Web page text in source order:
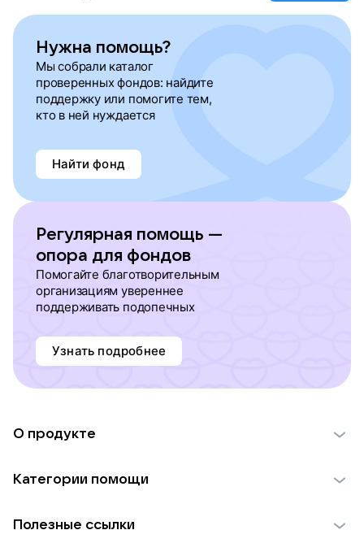
Нужна помощь?
Мы собрали каталог
проверенных фондов: найдите
поддержку или помогите тем,
кто в ней нуждается
Найти фонд
Регулярная помощь —
опора для фондов
Помогайте благотворительным
организациям увереннее
поддерживать подопечных
Узнать подробнее
О продукте
Использование материалов
Категории помощи
Полезные ссылки